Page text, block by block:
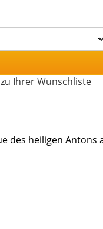
Ihrer Wunschliste
des heiligen Antons